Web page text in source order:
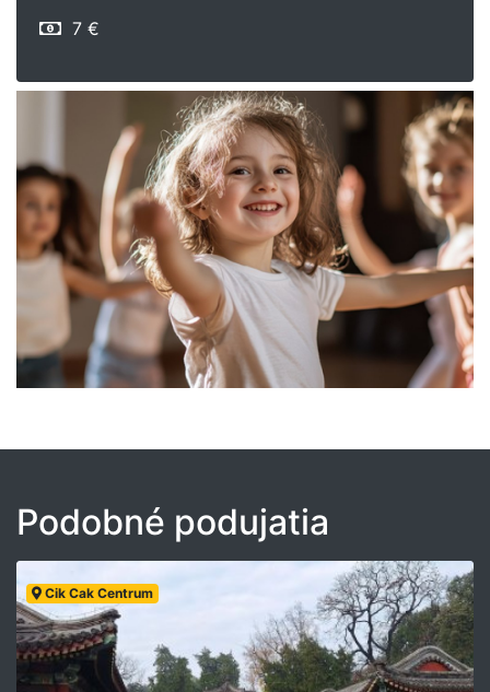
7 €
Podobné podujatia
Cik Cak Centrum